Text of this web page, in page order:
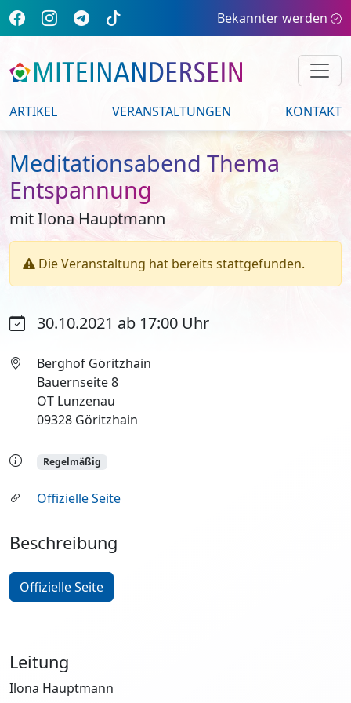
Bekannter werden
ARTIKEL VERANSTALTUNGEN KONTAKT
Meditationsabend Thema
Entspannung
mit Ilona Hauptmann
Die Veranstaltung hat bereits stattgefunden.
30.10.2021 ab 17:00 Uhr
Berghof Göritzhain
Bauernseite 8
OT Lunzenau
09328 Göritzhain
Regelmäßig
Offizielle Seite
Beschreibung
Offizielle Seite
Leitung
Ilona Hauptmann